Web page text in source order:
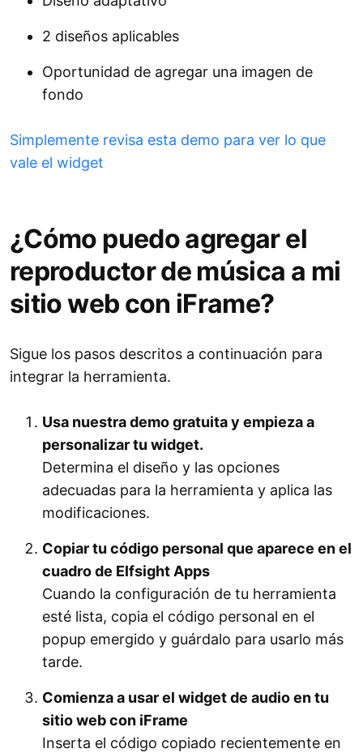
2 diseños aplicables
Oportunidad de agregar una imagen de
fondo
Simplemente revisa esta demo para ver lo que
vale el widget
¿Cómo puedo agregar el
reproductor de música a mi
sitio web con iFrame?
Sigue los pasos descritos a continuación para
integrar la herramienta.
Usa nuestra demo gratuita y empieza a
personalizar tu widget.
Determina el diseño y las opciones
adecuadas para la herramienta y aplica las
modificaciones.
Copiar tu código personal que aparece en el
cuadro de Elfsight Apps
Cuando la configuración de tu herramienta
esté lista, copia el código personal en el
popup emergido y guárdalo para usarlo más
tarde.
Comienza a usar el widget de audio en tu
sitio web con iFrame
Inserta el código copiado recientemente en